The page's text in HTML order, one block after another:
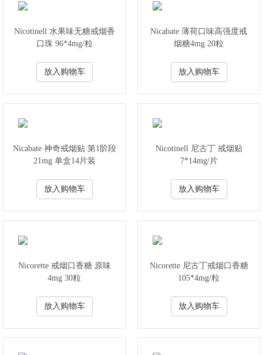
Nicotinell 水果味无糖戒烟香
口珠 96*4mg/粒
放入购物车
Nicabate 薄荷口味高强度戒
烟糖4mg 20粒
放入购物车
Nicabate 神奇戒烟贴 第1阶段
21mg 单盒14片装
放入购物车
Nicotinell 尼古丁 戒烟贴
7*14mg/片
放入购物车
Nicorette 戒烟口香糖 原味
4mg 30粒
放入购物车
Nicorette 尼古丁戒烟口香糖
105*4mg/粒
放入购物车